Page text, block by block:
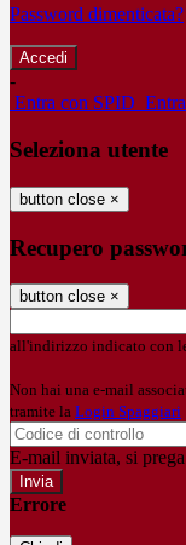
Password dimenticata?
-
Entra con SPID
Seleziona utente
button close ×
Recupero
button close ×
all'indirizzo indicato con
Non hai una e-mail
tramite la Login Spaggiari
E-mail inviata, si
Errore